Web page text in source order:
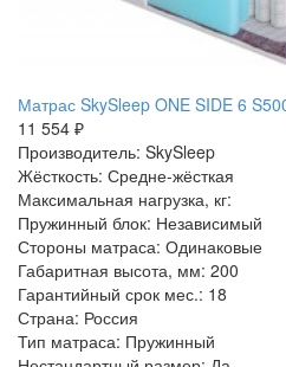
Матрас SkySleep ONE SIDE 6
11 554 ₽
Производитель: SkySleep
Жёсткость: Средне-жёсткая
Максимальная нагрузка, кг:
Пружинный блок: Независимый
Стороны матраса: Одинаковые
Габаритная высота, мм: 200
Гарантийный срок мес.: 18
Страна: Россия
Тип матраса: Пружинный